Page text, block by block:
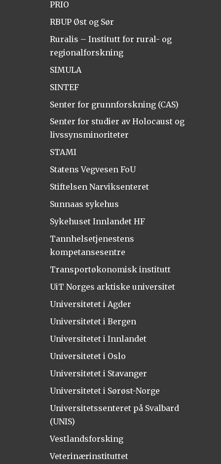
PRIO
RBUP Øst og Sør
Ruralis – Institutt for rural- og
regionalforskning
SIMULA
SINTEF
Senter for grunnforskning (CAS)
Senter for studier av Holocaust og
livssynsminoriteter
STAMI
Statens Vegvesen FoU
Stiftelsen Narviksenteret
Sunnaas sykehus
Sykehuset Innlandet HF
Tannhelsetjenestens
kompetansesentre
Transportøkonomisk institutt
UiT Norges arktiske universitet
Universitetet i Agder
Universitetet i Bergen
Universitetet i Innlandet
Universitetet i Oslo
Universitetet i Stavanger
Universitetet i Sørøst-Norge
Universitetssenteret på Svalbard
(UNIS)
Vestlandsforsking
Veterinærinstituttet